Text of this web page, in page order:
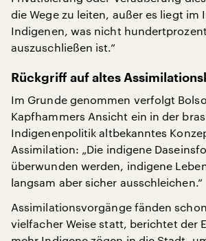
die Wege zu leiten, außer es liegt im
Indigenen, was nicht
auszuschließen ist.“
Rückgriff auf altes
Im Grunde genommen verfolgt
Kapfhammers Ansicht ein in der
Indigenenpolitik altbekanntes
Assimilation: „Die indigene
überwunden werden, indigene
langsam aber sicher ausschleichen.“
Assimilationsvorgänge fänden
vielfacher Weise statt, berichtet der